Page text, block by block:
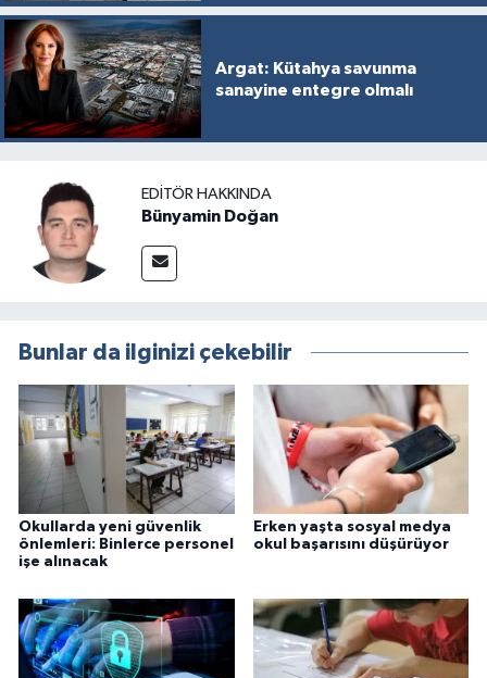
Argat: Kütahya savunma
sanayine entegre olmalı
EDITÖR HAKKINDA
Bünyamin Doğan
Bunlar da ilginizi çekebilir
Okullarda yeni güvenlik
önlemleri: Binlerce personel
işe alınacak
Erken yaşta sosyal medya
okul başarısını düşürüyor